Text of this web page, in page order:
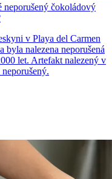
čokoládový
v Playa del Carmen
nalezena neporušená
let. Artefakt nalezený v